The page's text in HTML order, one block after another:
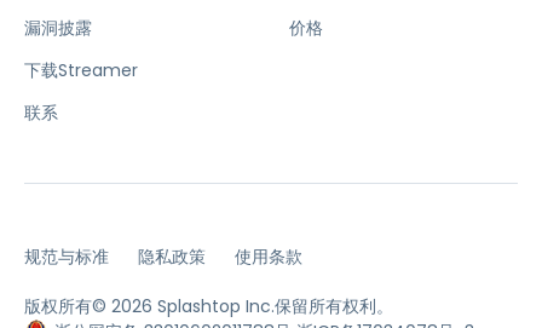
漏洞披露
下载Streamer
联系
价格
规范与标准 隐私政策 使用条款
版权所有© 2026 Splashtop Inc.保留所有权利。